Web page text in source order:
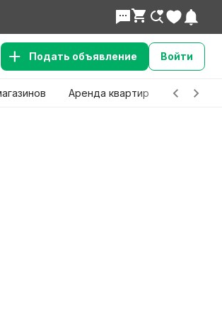
Подать объявление Войти
Аренда квартир Детские